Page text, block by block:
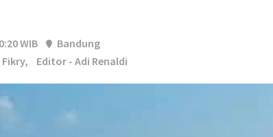
WIB
Bandung
Editor - Adi Renaldi